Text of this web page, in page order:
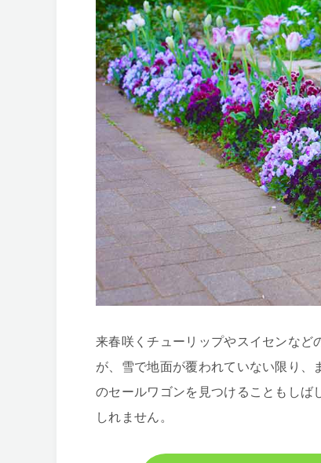
来春咲くチューリップやスイセンなど
が、雪で地面が覆われていない限り、
のセールワゴンを見つけることもしば
しれません。